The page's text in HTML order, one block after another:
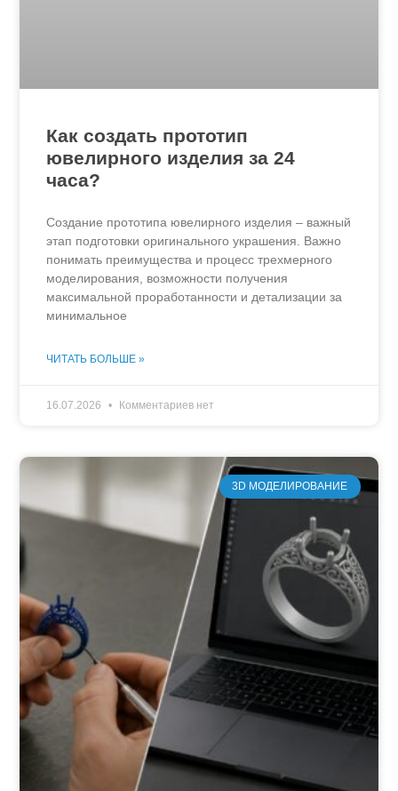
Как создать прототип
ювелирного изделия за 24
часа?
Создание прототипа ювелирного изделия – важный
этап подготовки оригинального украшения. Важно
понимать преимущества и процесс трехмерного
моделирования, возможности получения
максимальной проработанности и детализации за
минимальное
ЧИТАТЬ БОЛЬШЕ »
16.07.2026 Комментариев нет
3D МОДЕЛИРОВАНИЕ